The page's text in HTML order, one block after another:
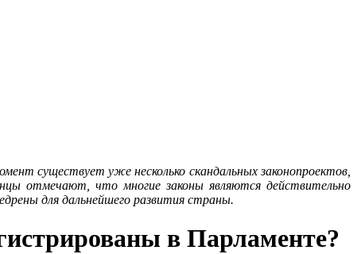
существует уже несколько скандальных законопроектов,
отмечают, что многие законы являются действительно
для дальнейшего развития страны.
в Парламенте?